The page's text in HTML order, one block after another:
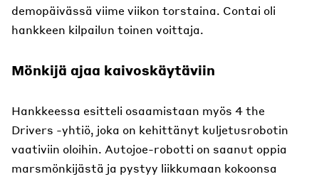
demopäivässä viime viikon torstaina. Contai oli
hankkeen kilpailun toinen voittaja.
Mönkijä ajaa kaivoskäytäviin
Hankkeessa esitteli osaamistaan myös 4 the
Drivers -yhtiö, joka on kehittänyt kuljetusrobotin
vaativiin oloihin. Autojoe-robotti on saanut oppia
marsmönkijästä ja pystyy liikkumaan kokoonsa